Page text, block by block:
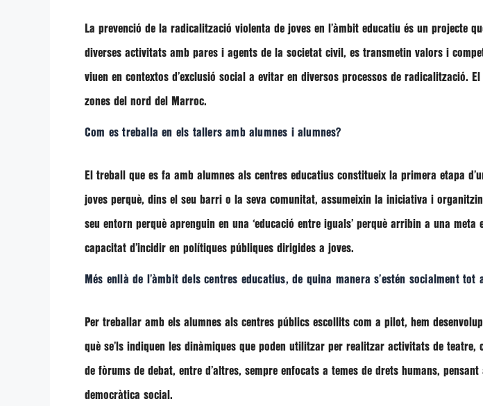
La prevenció de la radicalització violenta de joves en l’àmbit educatiu és un projecte
diverses activitats amb pares i agents de la societat civil, es transmetin valors i
viuen en contextos d’exclusió social a evitar en diversos processos de radicalització.
zones del nord del Marroc.
Com es treballa en els tallers amb alumnes i alumnes?
El treball que es fa amb alumnes als centres educatius constitueix la primera etapa
joves perquè, dins el seu barri o la seva comunitat, assumeixin la iniciativa i
seu entorn perquè aprenguin en una ‘educació entre iguals’ perquè arribin a una
capacitat d’incidir en polítiques públiques dirigides a joves.
Més enllà de l’àmbit dels centres educatius, de quina manera s’estén socialment tot
Per treballar amb els alumnes als centres públics escollits com a pilot, hem
què se’ls indiquen les dinàmiques que poden utilitzar per realitzar activitats de
de fòrums de debat, entre d’altres, sempre enfocats a temes de drets humans,
democràtica social.